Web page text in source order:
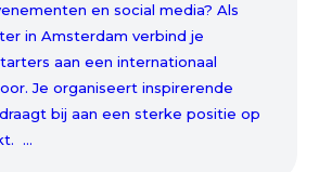
en social media? Als
in Amsterdam verbind je
aan een internationaal
Je organiseert inspirerende
bij aan een sterke positie op
...